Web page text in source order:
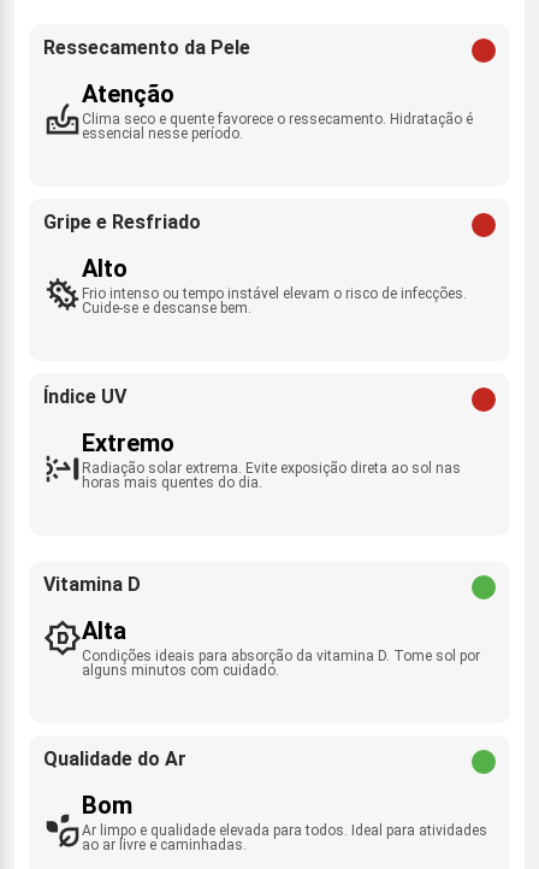
Ressecamento da Pele
Atenção
Clima seco e quente favorece o ressecamento. Hidratação é
essencial nesse período.
Gripe e Resfriado
Alto
Frio intenso ou tempo instável elevam o risco de infecções.
Cuide-se e descanse bem.
Índice UV
Extremo
Radiação solar extrema. Evite exposição direta ao sol nas
horas mais quentes do dia.
Vitamina D
Alta
Condições ideais para absorção da vitamina D. Tome sol por
alguns minutos com cuidado.
Qualidade do Ar
Bom
Ar limpo e qualidade elevada para todos. Ideal para atividades
ao ar livre e caminhadas.